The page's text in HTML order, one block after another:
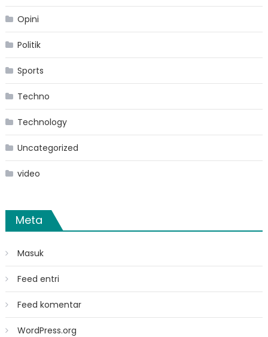
Opini
Politik
Sports
Techno
Technology
Uncategorized
video
Meta
Masuk
Feed entri
Feed komentar
WordPress.org